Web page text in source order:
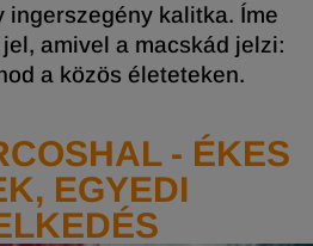
ingerszegény kalitka. Íme
amivel a macskád jelzi:
a közös életeteken.
- ÉKES
EGYEDI